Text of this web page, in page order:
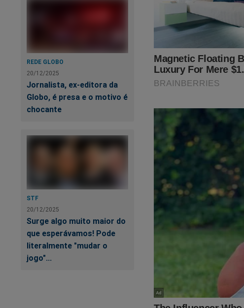
REDE GLOBO
20/12/2025
Jornalista, ex-editora da
Globo, é presa e o motivo é
chocante
STF
20/12/2025
Surge algo muito maior do
que esperávamos! Pode
literalmente "mudar o
jogo"...
Preste muito a atenção:
Em 2021, o TSE
pernas”.
link abaixo:
https://
Você terá acesso a
Outra maneira de apoiar
Shopping Conservador: